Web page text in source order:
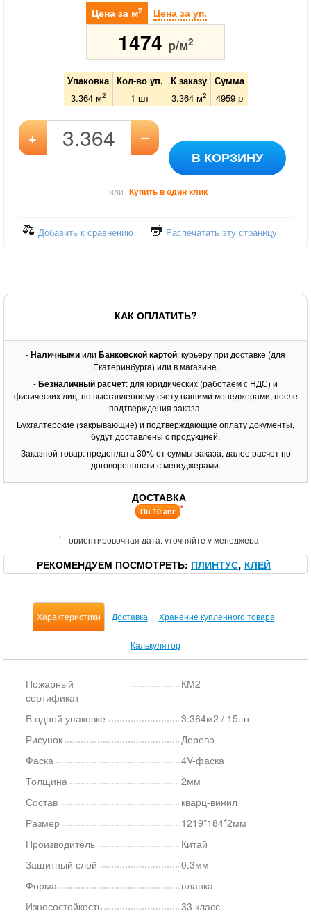
Цена за м2 Цена за уп.
1474 р/м2
Упаковка Кол-во уп. К заказу
Сумма
3.364 м2 1 шт 3.364м2 4959р
+ –
В КОРЗИНУ
или Купить в один клик
Добавить к сравнению Распечатать эту страницу
КАК ОПЛАТИТЬ?
-Наличнымиили Банковской картой: курьеру при доставке (для
Екатеринбурга) или в магазине.
-Безналичный расчет: для юридических (работаем с НДС) и
физических лиц, по выставленному счету нашими менеджерами, после
подтверждения заказа.
Бухгалтерские (закрывающие) и подтверждающие оплату документы,
будут доставлены с продукцией.
Заказной товар: предоплата 30% от суммы заказа, далее расчет по
договоренности с менеджерами.
ДОСТАВКА
Пн 10 авг *
* - ориентировочная дата, уточняйте у менеджера
РЕКОМЕНДУЕМ ПОСМОТРЕТЬ ПЛИНТУС КЛЕЙ
Характеристики Доставка Хранение купленного товара
Калькулятор
Пожарный
сертификат
КМ2
В одной упаковке
3.364м2 / 15шт
Рисунок
Дерево
Фаска
4V-фаска
Толщина
2мм
Состав
кварц-винил
Размер
1219*184*2мм
Производитель
Китай
Защитный слой
0.3мм
Форма
планка
Износостойкость
33 класс